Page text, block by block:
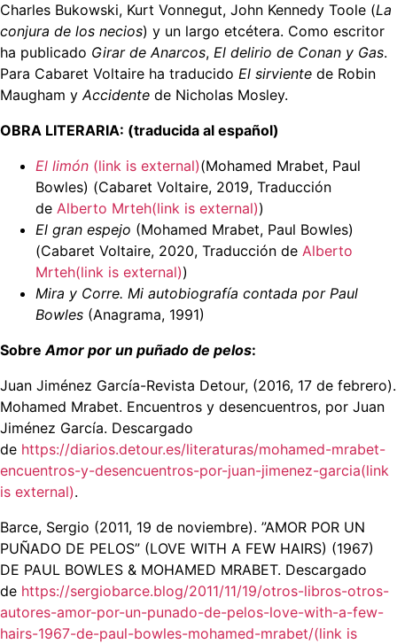
Charles Bukowski, Kurt Vonnegut, John Kennedy Toole (La
conjura de los necios) y un largo etcétera. Como escritor
ha publicado Girar de Anarcos, El delirio de Conan y Gas.
Para Cabaret Voltaire ha traducido El sirviente de Robin
Maugham yAccidente de Nicholas Mosley.
OBRA LITERARIA: (traducida al español)
El limón (link is external)(Mohamed Mrabet, Paul
Bowles) (Cabaret Voltaire, 2019, Traducción
de Alberto Mrteh(link is external))
El gran espejo (Mohamed Mrabet, Paul Bowles)
(Cabaret Voltaire, 2020, Traducción de Alberto
Mrteh(link is external))
Mira y Corre. Mi autobiografía contada por Paul
Bowles (Anagrama, 1991)
SobreAmor por un puñado de pelos:
Juan Jiménez García-Revista Detour, (2016, 17 de febrero).
Mohamed Mrabet. Encuentros y desencuentros, por Juan
Jiménez García. Descargado
de https://diarios.detour.es/literaturas/mohamed-mrabet-
encuentros-y-desencuentros-por-juan-jimenez-garcia(link
is external).
Barce, Sergio (2011, 19 de noviembre). ”AMOR POR UN
PUÑADO DE PELOS” (LOVE WITH A FEW HAIRS) (1967)
DE PAUL BOWLES & MOHAMED MRABET. Descargado
de https://sergiobarce.blog/2011/11/19/otros-libros-otros-
autores-amor-por-un-punado-de-pelos-love-with-a-few-
hairs-1967-de-paul-bowles-mohamed-mrabet/(link is